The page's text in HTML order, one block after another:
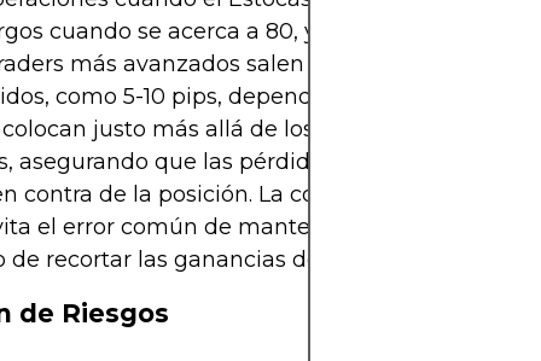
cuando se acerca a 80, y cortos cuando se
más avanzados salen en objetivos de pips
como 5-10 pips, dependiendo de la
justo más allá de los máximos o
asegurando que las pérdidas se limiten si el
contra de la posición. La consistencia en las
el error común de mantener las pérdidas
de recortar las ganancias demasiado pronto.
de Riesgos